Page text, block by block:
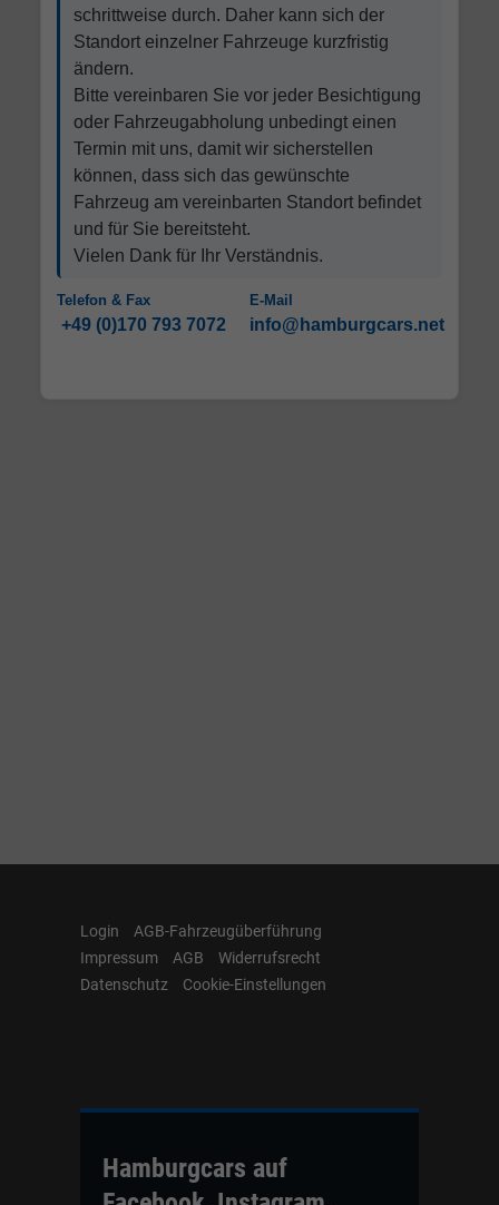
schrittweise durch. Daher kann sich der
Standort einzelner Fahrzeuge kurzfristig
ändern.
Bitte vereinbaren Sie vor jeder Besichtigung
oder Fahrzeugabholung unbedingt einen
Termin mit uns, damit wir sicherstellen
können, dass sich das gewünschte
Fahrzeug am vereinbarten Standort befindet
und für Sie bereitsteht.
Vielen Dank für Ihr Verständnis.
Telefon & Fax
+49 (0)170 793 7072
E-Mail
info@hamburgcars.net
Login
AGB-Fahrzeugüberführung
Impressum
AGB
Widerrufsrecht
Datenschutz
Cookie-Einstellungen
Hamburgcars auf